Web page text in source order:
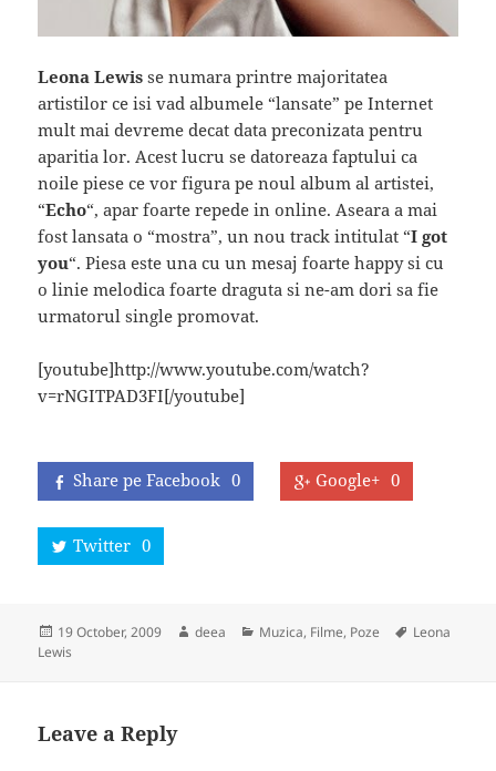
Leona Lewis se numara printre majoritatea
artistilor ce isi vad albumele “lansate” pe Internet
mult mai devreme decat data preconizata pentru
aparitia lor. Acest lucru se datoreaza faptului ca
noile piese ce vor figura pe noul album al artistei,
“Echo“, apar foarte repede in online. Aseara a mai
fost lansata o “mostra”, un nou track intitulat “I got
you“. Piesa este una cu un mesaj foarte happy si cu
o linie melodica foarte draguta si ne-am dori sa fie
urmatorul single promovat.
[youtube]http://www.youtube.com/watch?
v=rNGITPAD3FI[/youtube]
Share pe Facebook 0 Google+ 0
Twitter 0
Posted
on
19 October, 2009 Author
deea Categories
Muzica, Filme, Poze Tags
Leona
Lewis
Leave a Reply